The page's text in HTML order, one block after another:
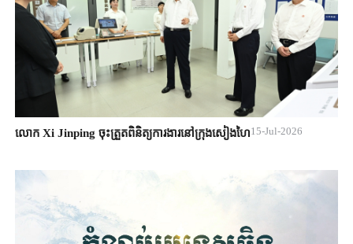
លោក Xi Jinping ចុះត្រួតពិនិត្យការងារនៅក្រុងសៀងហៃ15-Jul-2026